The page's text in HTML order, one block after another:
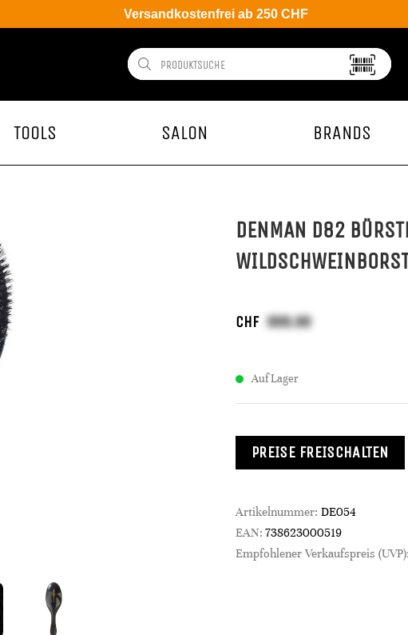
Versandkostenfrei ab 250 CHF
TOOLS SALON BRANDS
DENMAN D82
CHF
Auf Lager
PREISE FREISCHALTEN
Artikelnummer: DE054
EAN: 738623000519
Empfohlener Verkaufspreis (UVP):